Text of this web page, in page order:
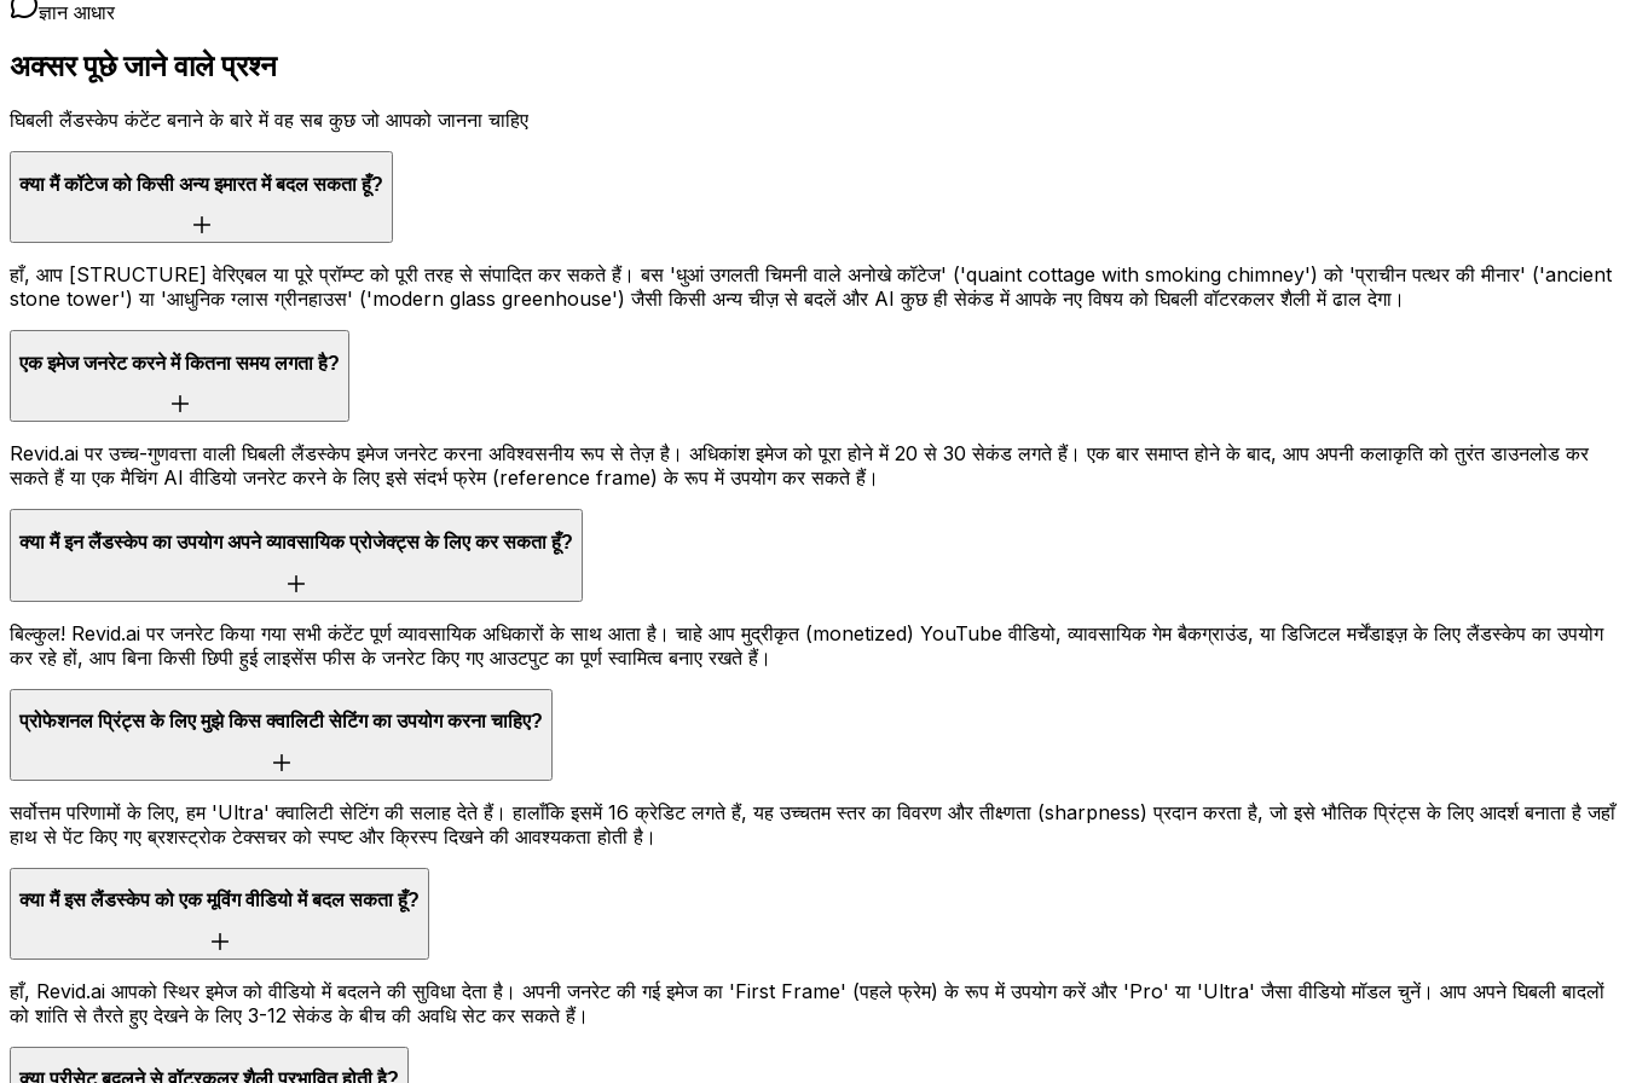
ज्ञान आधार
अक्सर पूछे जाने वाले प्रश्न
घिबली लैंडस्केप कंटेंट बनाने के बारे में वह सब कुछ जो आपको जानना चाहिए
क्या मैं कॉटेज को किसी अन्य इमारत में बदल सकता हूँ?
हाँ, आप [STRUCTURE] वेरिएबल या पूरे प्रॉम्प्ट को पूरी तरह से संपादित कर सकते हैं। बस 'धुआं उगलती चिमनी वाले अनोखे कॉटेज' ('quaint cottage with smoking chimney') को 'प्राचीन पत्थर की मीनार' ('ancient
stone tower') या 'आधुनिक ग्लास ग्रीनहाउस' ('modern glass greenhouse') जैसी किसी अन्य चीज़ से बदलें और AI कुछ ही सेकंड में आपके नए विषय को घिबली वॉटरकलर शैली में ढाल देगा।
एक इमेज जनरेट करने में कितना समय लगता है?
Revid.ai पर उच्च-गुणवत्ता वाली घिबली लैंडस्केप इमेज जनरेट करना अविश्वसनीय रूप से तेज़ है। अधिकांश इमेज को पूरा होने में 20 से 30 सेकंड लगते हैं। एक बार समाप्त होने के बाद, आप अपनी कलाकृति को तुरंत डाउनलोड कर
सकते हैं या एक मैचिंग AI वीडियो जनरेट करने के लिए इसे संदर्भ फ्रेम (reference frame) के रूप में उपयोग कर सकते हैं।
क्या मैं इन लैंडस्केप का उपयोग अपने व्यावसायिक प्रोजेक्ट्स के लिए कर सकता हूँ?
बिल्कुल! Revid.ai पर जनरेट किया गया सभी कंटेंट पूर्ण व्यावसायिक अधिकारों के साथ आता है। चाहे आप मुद्रीकृत (monetized) YouTube वीडियो, व्यावसायिक गेम बैकग्राउंड, या डिजिटल मर्चेंडाइज़ के लिए लैंडस्केप का उपयोग
कर रहे हों, आप बिना किसी छिपी हुई लाइसेंस फीस के जनरेट किए गए आउटपुट का पूर्ण स्वामित्व बनाए रखते हैं।
प्रोफेशनल प्रिंट्स के लिए मुझे किस क्वालिटी सेटिंग का उपयोग करना चाहिए?
सर्वोत्तम परिणामों के लिए, हम 'Ultra' क्वालिटी सेटिंग की सलाह देते हैं। हालाँकि इसमें 16 क्रेडिट लगते हैं, यह उच्चतम स्तर का विवरण और तीक्ष्णता (sharpness) प्रदान करता है, जो इसे भौतिक प्रिंट्स के लिए आदर्श बनाता है जहाँ
हाथ से पेंट किए गए ब्रशस्ट्रोक टेक्सचर को स्पष्ट और क्रिस्प दिखने की आवश्यकता होती है।
क्या मैं इस लैंडस्केप को एक मूविंग वीडियो में बदल सकता हूँ?
हाँ, Revid.ai आपको स्थिर इमेज को वीडियो में बदलने की सुविधा देता है। अपनी जनरेट की गई इमेज का 'First Frame' (पहले फ्रेम) के रूप में उपयोग करें और 'Pro' या 'Ultra' जैसा वीडियो मॉडल चुनें। आप अपने घिबली बादलों
को शांति से तैरते हुए देखने के लिए 3-12 सेकंड के बीच की अवधि सेट कर सकते हैं।